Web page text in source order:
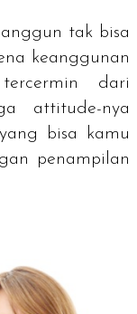
tak bisa
keanggunan
dari
attitude-nya
bisa kamu
penampilan